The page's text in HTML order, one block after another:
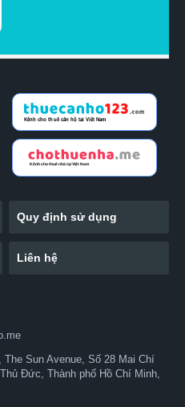
Quy định sử dụng
Liên hệ
Sun Avenue, Số 28 Mai Chí
Đức, Thành phố Hồ Chí Minh,